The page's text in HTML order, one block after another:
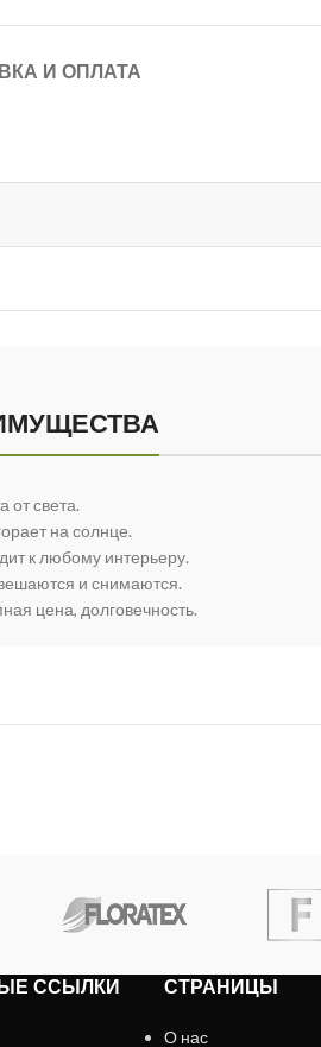
И ОПЛАТА
от света.
на солнце.
к любому интерьеру.
и снимаются.
цена, долговечность.
ССЫЛКИ СТРАНИЦЫ
О нас